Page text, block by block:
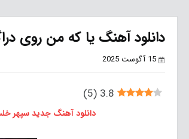
دانلود آهنگ یا که من روی
15 آگوست 2025
3.8
(
5
)
دانلود آهنگ جدید سپهر